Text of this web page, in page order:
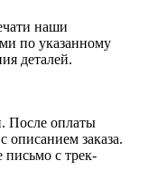
наши
по указанному
деталей.
После оплаты
описанием заказа.
письмо с трек-